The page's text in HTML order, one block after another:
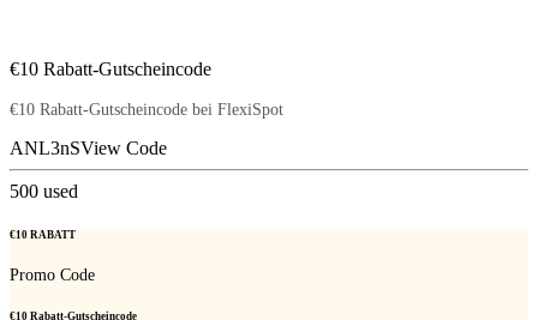
€10 Rabatt-Gutscheincode
€10 Rabatt-Gutscheincode bei FlexiSpot
ANL3nSView Code
500 used
€10 RABATT
Promo Code
€10 Rabatt-Gutscheincode